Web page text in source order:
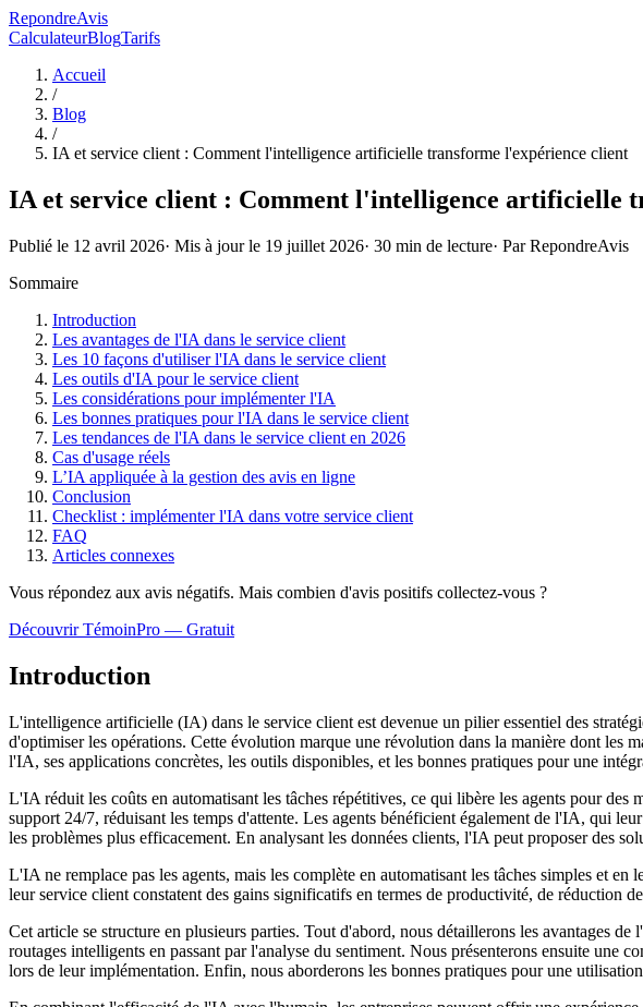
RepondreAvis
CalculateurBlogTarifs
Accueil
/
Blog
/
IA et service client : Comment l'intelligence artificielle transforme l'expérience client
IA et service client : Comment l'intelligence artificielle
Publié le 12 avril 2026· Mis à jour le 19 juillet 2026· 30 min de lecture· ParRepondreAvis
Sommaire
Introduction
Les avantages de l'IA dans le service client
Les 10 façons d'utiliser l'IA dans le service client
Les outils d'IA pour le service client
Les considérations pour implémenter l'IA
Les bonnes pratiques pour l'IA dans le service client
Les tendances de l'IA dans le service client en 2026
Cas d'usage réels
L’IA appliquée à la gestion des avis en ligne
Conclusion
Checklist : implémenter l'IA dans votre service client
FAQ
Articles connexes
Vous répondez aux avis négatifs. Mais combien d'avis positifs collectez-vous ?
Découvrir TémoinPro — Gratuit
Introduction
L'intelligence artificielle (IA) dans le service client est devenue un pilier essentiel des
d'optimiser les opérations. Cette évolution marque une révolution dans la manière dont les
l'IA, ses applications concrètes, les outils disponibles, et les bonnes pratiques pour une
L'IA réduit les coûts en automatisant les tâches répétitives, ce qui libère les agents pour
support 24/7, réduisant les temps d'attente. Les agents bénéficient également de l'IA, qui
les problèmes plus efficacement. En analysant les données clients, l'IA peut proposer des
L'IA ne remplace pas les agents, mais les complète en automatisant les tâches simples et
leur service client constatent des gains significatifs en termes de productivité, de réduction
Cet article se structure en plusieurs parties. Tout d'abord, nous détaillerons les avantages
routages intelligents en passant par l'analyse du sentiment. Nous présenterons ensuite une
lors de leur implémentation. Enfin, nous aborderons les bonnes pratiques pour une